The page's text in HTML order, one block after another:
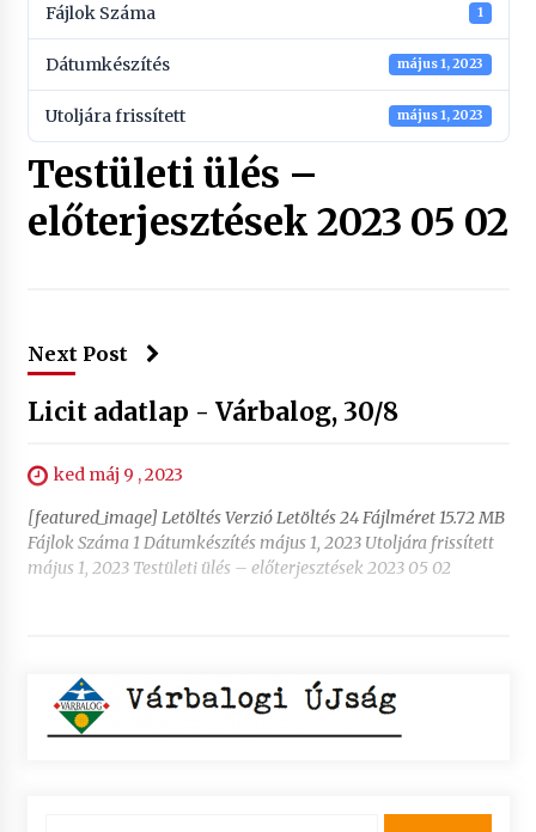
Fájlok Száma 1
Dátumkészítés május 1, 2023
Utoljára frissített május 1, 2023
Testületi ülés –
előterjesztések 2023 05 02
Next Post
Licit adatlap - Várbalog, 30/8
ked máj 9 , 2023
[featured_image] Letöltés Verzió Letöltés 24 Fájlméret 15.72 MB
Fájlok Száma 1 Dátumkészítés május 1, 2023 Utoljára frissített
május 1, 2023 Testületi ülés – előterjesztések 2023 05 02